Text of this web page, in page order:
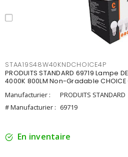
STAA19S48W40KNDCHOICE4P
PRODUITS STANDARD 69719 Lampe
4000K 800LM Non-Gradable CHOICE
Manufacturier :
PRODUITS STANDARD
# Manufacturier : 69719
En inventaire